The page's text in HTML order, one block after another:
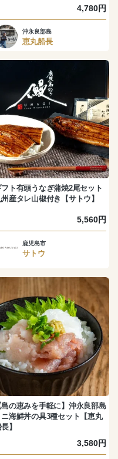
4,780円
沖永良部島
恵丸船長
フト有頭うなぎ蒲焼2尾セット
州産タレ山椒付き【サトウ】
5,560円
鹿児島市
サトウ
島の恵みを手軽に】沖永良部島
ニ海鮮丼の具3種セット【恵丸
】
3,580円